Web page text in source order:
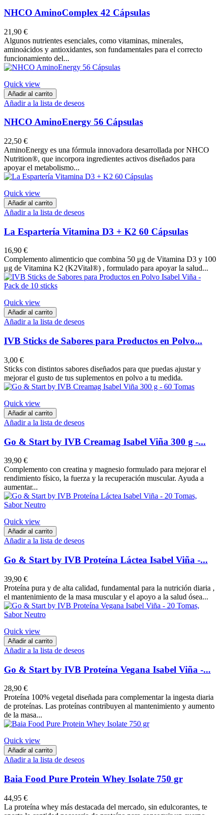
NHCO AminoComplex 42 Cápsulas
21,90 €
Algunos nutrientes esenciales, como vitaminas, minerales,
aminoácidos y antioxidantes, son fundamentales para el correcto
funcionamiento del...
Quick view
Añadir al carrito
Añadir a la lista de deseos
NHCO AminoEnergy 56 Cápsulas
22,50 €
AminoEnergy es una fórmula innovadora desarrollada por NHCO
Nutrition®, que incorpora ingredientes activos diseñados para
apoyar el metabolismo...
Quick view
Añadir al carrito
Añadir a la lista de deseos
La Espartería Vitamina D3 + K2 60 Cápsulas
16,90 €
Complemento alimenticio que combina 50 μg de Vitamina D3 y 100
μg de Vitamina K2 (K2Vital®) , formulado para apoyar la salud...
Quick view
Añadir al carrito
Añadir a la lista de deseos
IVB Sticks de Sabores para Productos en Polvo...
3,00 €
Sticks con distintos sabores diseñados para que puedas ajustar y
mejorar el gusto de tus suplementos en polvo a tu medida.
Quick view
Añadir al carrito
Añadir a la lista de deseos
Go & Start by IVB Creamag Isabel Viña 300 g -...
39,90 €
Complemento con creatina y magnesio formulado para mejorar el
rendimiento físico, la fuerza y la recuperación muscular. Ayuda a
aumentar...
Quick view
Añadir al carrito
Añadir a la lista de deseos
Go & Start by IVB Proteína Láctea Isabel Viña -...
39,90 €
Proteína pura y de alta calidad, fundamental para la nutrición diaria ,
el mantenimiento de la masa muscular y el apoyo a la salud ósea...
Quick view
Añadir al carrito
Añadir a la lista de deseos
Go & Start by IVB Proteína Vegana Isabel Viña -...
28,90 €
Proteína 100% vegetal diseñada para complementar la ingesta diaria
de proteínas. Las proteínas contribuyen al mantenimiento y aumento
de la masa...
Quick view
Añadir al carrito
Añadir a la lista de deseos
Baia Food Pure Protein Whey Isolate 750 gr
44,95 €
La proteína whey más destacada del mercado, sin edulcorantes, te